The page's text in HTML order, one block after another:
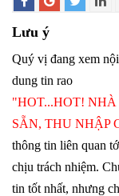
Lưu ý
Quý vị đang xem nội
dung tin rao
"HOT...HOT!
SẴN, THU NHẬP
thông tin liên quan
chịu trách nhiệm.
tin tốt nhất, nhưng